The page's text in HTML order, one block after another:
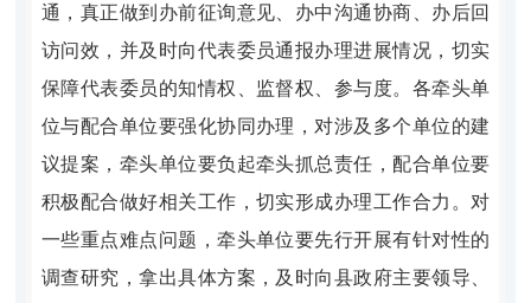
通，真正做到办前征询意见、办中沟通协商、办后回
访问效，并及时向代表委员通报办理进展情况，切实
保障代表委员的知情权、监督权、参与度。各牵头单
位与配合单位要强化协同办理，对涉及多个单位的建
议提案，牵头单位要负起牵头抓总责任， 配合单位要
积极配合做好相关工作，切实形成办理工作合力。对
一些重点难点问题，牵头单位要先行开展有针对性的
调查研究，拿出具体方案，及时向县政府主要领导、